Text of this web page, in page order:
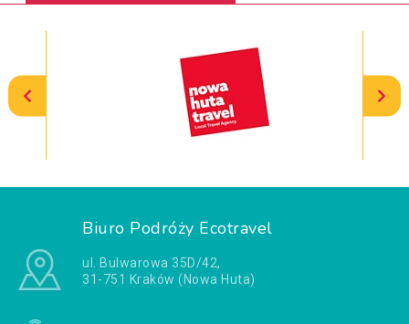
Biuro Podróży Ecotravel
ul. Bulwarowa 35D/42,
31-751 Kraków (Nowa Huta)